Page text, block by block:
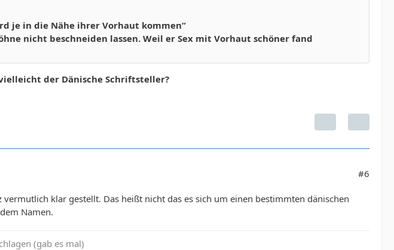
je in die Nähe ihrer Vorhaut kommen“
nicht beschneiden lassen. Weil er Sex mit Vorhaut schöner fand
der Dänische Schriftsteller?
#6
klar gestellt. Das heißt nicht das es sich um einen bestimmten dänischen
Namen.
(gab es mal)